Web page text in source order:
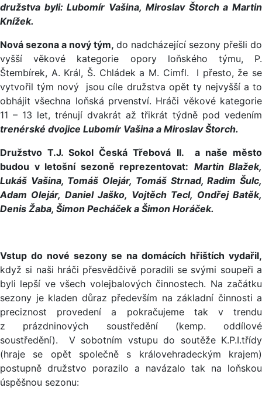
družstva byli: Lubomír Vašina, Miroslav Štorch a Martin
Knížek.
Nová sezona a nový tým, do nadcházející sezony přešli do
vyšší věkové kategorie opory loňského týmu, P.
Štembírek, A. Král, Š. Chládek a M. Cimfl. I přesto, že se
vytvořil tým nový jsou cíle družstva opět ty nejvyšší a to
obhájit všechna loňská prvenství. Hráči věkové kategorie
11 – 13 let, trénují dvakrát až třikrát týdně pod vedením
trenérské dvojice Lubomír Vašina a Miroslav Štorch.
Družstvo T.J. Sokol Česká Třebová II. a naše město
budou v letošní sezoně reprezentovat: Martin Blažek,
Lukáš Vašina, Tomáš Olejár, Tomáš Strnad, Radim Šulc,
Adam Olejár, Daniel Jaško, Vojtěch Tecl, Ondřej Batěk,
Denis Žaba, Šimon Pecháček a Šimon Horáček.
Vstup do nové sezony se na domácích hřištích vydařil,
když si naši hráči přesvědčivě poradili se svými soupeři a
byli lepší ve všech volejbalových činnostech. Na začátku
sezony je kladen důraz především na základní činnosti a
preciznost provedení a pokračujeme tak v trendu
z prázdninových soustředění (kemp. oddílové
soustředění). V sobotním vstupu do soutěže K.P.I.třídy
(hraje se opět společně s královehradeckým krajem)
postupně družstvo porazilo a navázalo tak na loňskou
úspěšnou sezonu: